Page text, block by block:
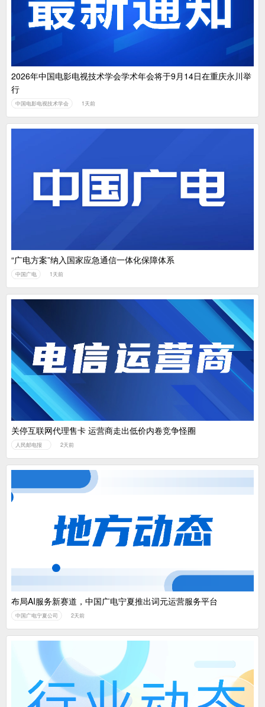
2026年中国电影电视技术学会学术年会将于9月14日在重庆永川举
行
中国电影电视技术学会 1天前
“广电方案”纳入国家应急通信一体化保障体系
中国广电 1天前
关停互联网代理售卡 运营商走出低价内卷竞争怪圈
人民邮电报 2天前
布局AI服务新赛道，中国广电宁夏推出词元运营服务平台
中国广电宁夏公司 2天前